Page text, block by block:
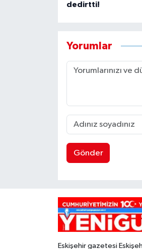
dedirtti!
Yorumlar
Gönder
Eskişehir gazetesi